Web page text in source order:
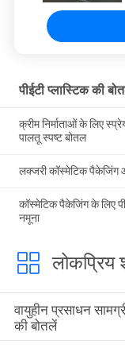
पीईटी प्लास्टिक की
क्रीम निर्माताओं के लिए
पालतू स्पष्ट बोतल
लक्जरी कॉस्मेटिक पैकेजिंग
कॉस्मेटिक पैकेजिंग के लिए
नमूना
लोकप्रिय
वायुहीन प्रसाधन
की बोतलें